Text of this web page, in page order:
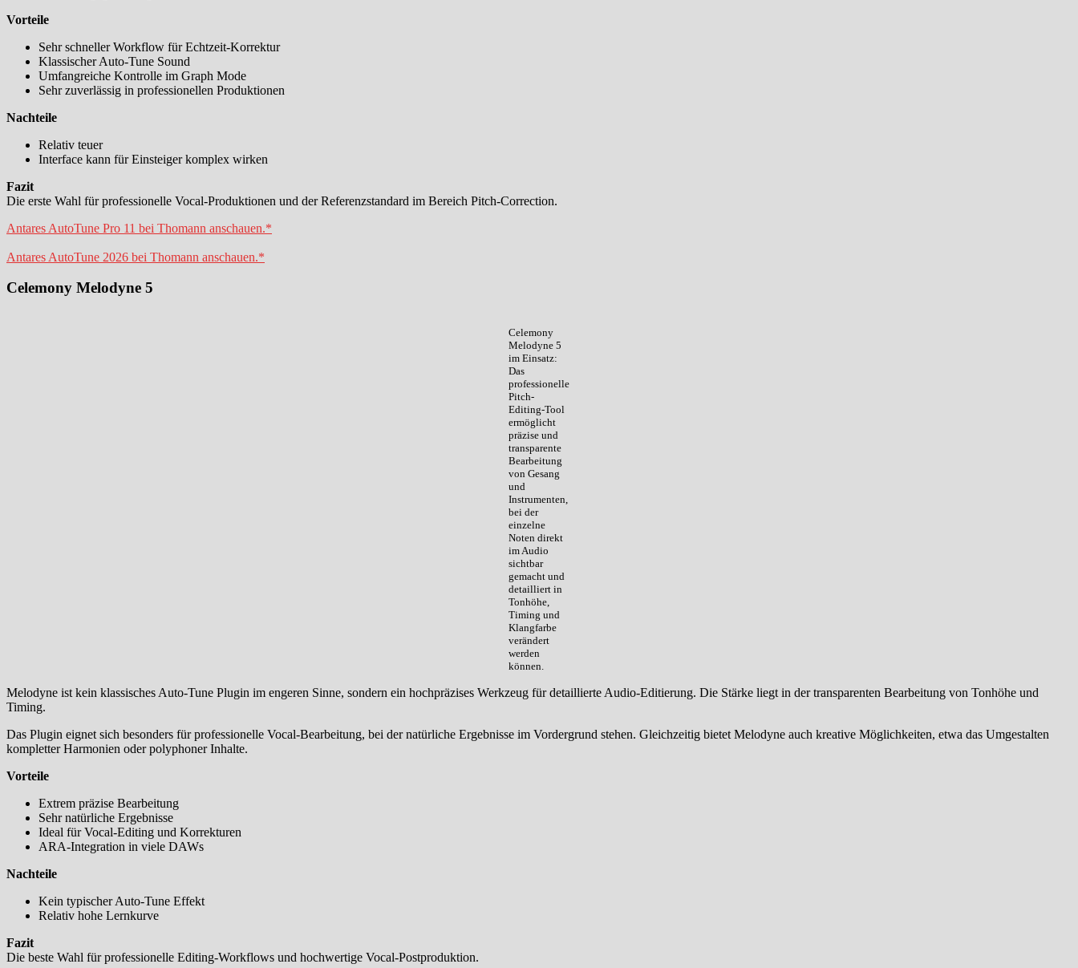
Vorteile
Sehr schneller Workflow für Echtzeit-Korrektur
Klassischer Auto-Tune Sound
Umfangreiche Kontrolle im Graph Mode
Sehr zuverlässig in professionellen Produktionen
Nachteile
Relativ teuer
Interface kann für Einsteiger komplex wirken
Fazit
Die erste Wahl für professionelle Vocal-Produktionen und der Referenzstandard im Bereich Pitch-Correction.
Antares AutoTune Pro 11 bei Thomann anschauen.*
Antares AutoTune 2026 bei Thomann anschauen.*
Celemony Melodyne 5
Celemony
Melodyne 5
im Einsatz:
Das
professionelle
Pitch-
Editing-Tool
ermöglicht
präzise und
transparente
Bearbeitung
von Gesang
und
Instrumenten,
bei der
einzelne
Noten direkt
im Audio
sichtbar
gemacht und
detailliert in
Tonhöhe,
Timing und
Klangfarbe
verändert
werden
können.
Melodyne ist kein klassisches Auto-Tune Plugin im engeren Sinne, sondern ein hochpräzises Werkzeug für detaillierte Audio-Editierung. Die Stärke liegt in der transparenten Bearbeitung von Tonhöhe und
Timing.
Das Plugin eignet sich besonders für professionelle Vocal-Bearbeitung, bei der natürliche Ergebnisse im Vordergrund stehen. Gleichzeitig bietet Melodyne auch kreative Möglichkeiten, etwa das Umgestalten
kompletter Harmonien oder polyphoner Inhalte.
Vorteile
Extrem präzise Bearbeitung
Sehr natürliche Ergebnisse
Ideal für Vocal-Editing und Korrekturen
ARA-Integration in viele DAWs
Nachteile
Kein typischer Auto-Tune Effekt
Relativ hohe Lernkurve
Fazit
Die beste Wahl für professionelle Editing-Workflows und hochwertige Vocal-Postproduktion.